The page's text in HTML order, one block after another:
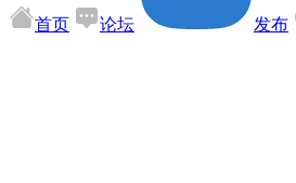
首页 论坛 发布